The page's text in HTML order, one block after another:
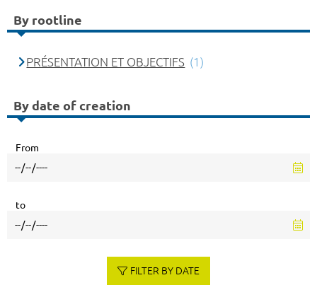
By rootline
PRÉSENTATION ET OBJECTIFS (1)
By date of creation
From
to
FILTER BY DATE